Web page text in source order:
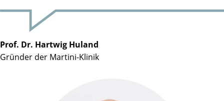
Prof. Dr. Hartwig Huland
Gründer der Martini-Klinik